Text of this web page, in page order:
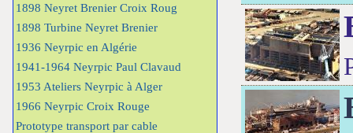
1898 Neyret Brenier Croix Roug
1898 Turbine Neyret Brenier
1936 Neyrpic en Algérie
1941-1964 Neyrpic Paul Clavaud
1953 Ateliers Neyrpic à Alger
1966 Neyrpic Croix Rouge
Prototype transport par cable